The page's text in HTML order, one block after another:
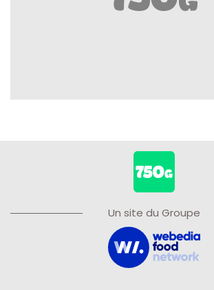
Un site du Groupe